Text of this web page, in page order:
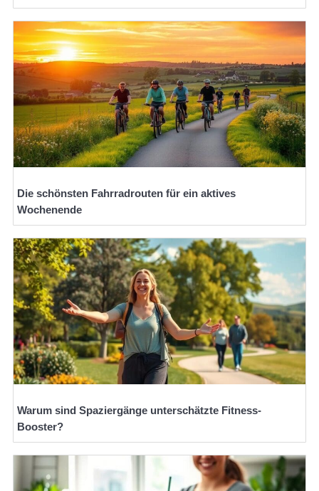
Die schönsten Fahrradrouten für ein aktives
Wochenende
Warum sind Spaziergänge unterschätzte Fitness-
Booster?